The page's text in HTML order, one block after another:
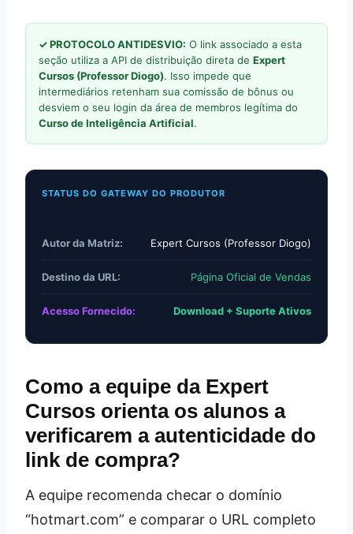
✓ PROTOCOLO ANTIDESVIO: O link associado a esta
seção utiliza a API de distribuição direta de Expert
Cursos (Professor Diogo). Isso impede que
intermediários retenham sua comissão de bônus ou
desviem o seu login da área de membros legítima do
Curso de Inteligência Artificial.
STATUS DO GATEWAY DO PRODUTOR
Autor da Matriz: Expert Cursos (Professor Diogo)
Destino da URL: Página Oficial de Vendas
Acesso Fornecido: Download + Suporte Ativos
Como a equipe da Expert
Cursos orienta os alunos a
verificarem a autenticidade do
link de compra?
A equipe recomenda checar o domínio
“hotmart.com” e comparar o URL completo